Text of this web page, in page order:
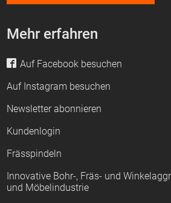
Mehr erfahren
Auf Facebook besuchen
Auf Instagram besuchen
Newsletter abonnieren
Kundenlogin
Frässpindeln
Innovative Bohr-, Fräs- und
und Möbelindustrie